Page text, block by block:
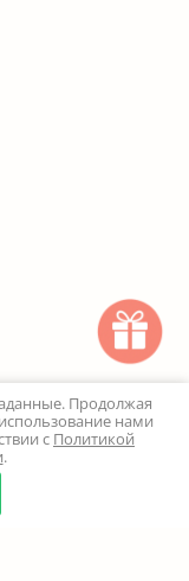
Продолжая
нами
с Политикой
.